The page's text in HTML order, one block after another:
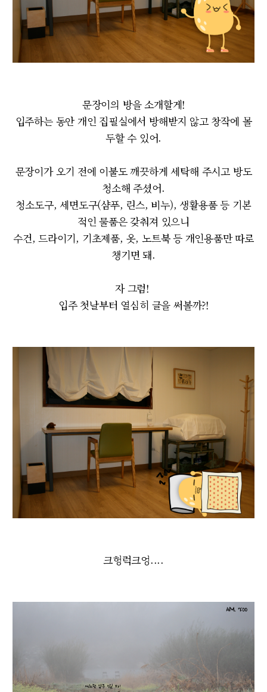
문장이의 방을 소개할게!
입주하는 동안 개인 집필실에서 방해받지 않고 창작에 몰
두할 수 있어.
문장이가 오기 전에 이불도 깨끗하게 세탁해 주시고 방도
청소해 주셨어.
청소도구, 세면도구(샴푸, 린스, 비누), 생활용품 등 기본
적인 물품은 갖춰져 있으니
수건, 드라이기, 기초제품, 옷, 노트북 등 개인용품만 따로
챙기면 돼.
자 그럼!
입주 첫날부터 열심히 글을 써볼까?!
크헝럭크엉....